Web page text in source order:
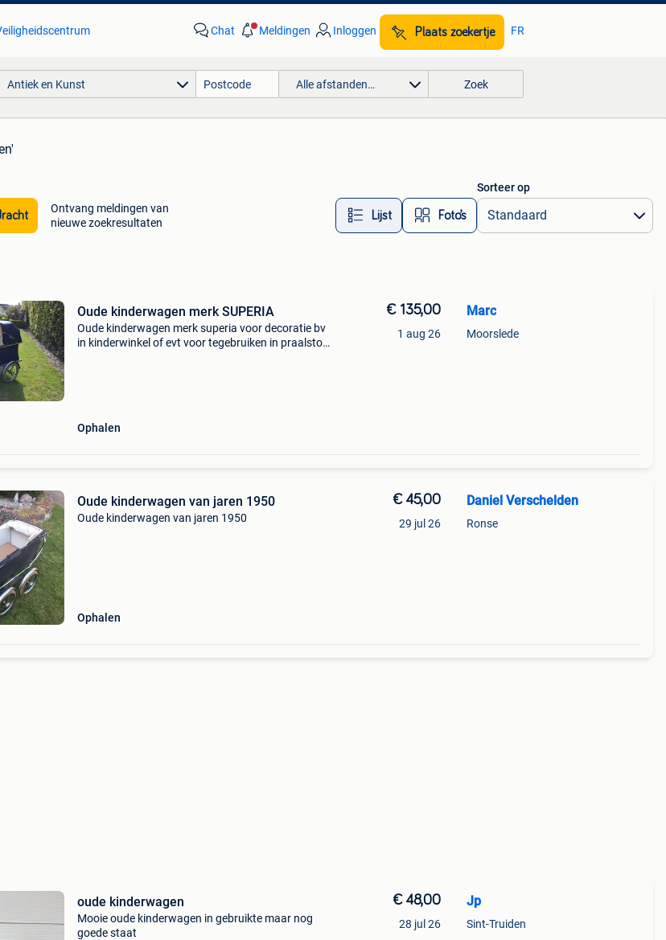
Chat Meldingen Inloggen Plaats zoekertje FR
Antiek en Kunst Alle afstanden… Zoek
Ontvang meldingen van
nieuwe zoekresultaten
Lijst Foto’s
Sorteer op
Oude kinderwagen merk SUPERIA
Oude kinderwagen merk superia voor decoratie bv
in kinderwinkel of evt voor tegebruiken in praalstoet
Ophalen
€ 135,00
1 aug 26
Marc
Moorslede
Oude kinderwagen van jaren 1950
Oude kinderwagen van jaren 1950
Ophalen
€ 45,00
29 jul 26
Daniel Verschelden
Ronse
oude kinderwagen
Mooie oude kinderwagen in gebruikte maar nog
goede staat
€ 48,00
28 jul 26
Jp
Sint-Truiden